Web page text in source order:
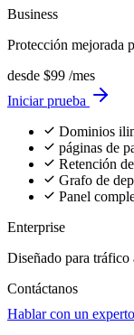
Business
Protección mejorada
desde $99 /mes
Iniciar prueba
Dominios
páginas de
Retención
Grafo de
Panel
Enterprise
Diseñado para tráfico
Contáctanos
Hablar con un experto